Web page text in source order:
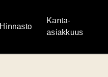
Hinnasto
Kanta-
asiakkuus